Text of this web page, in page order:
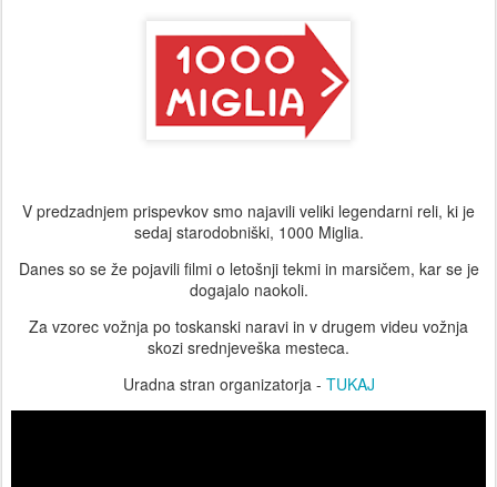
V predzadnjem prispevkov smo najavili veliki legendarni reli, ki je
sedaj starodobniški, 1000 Miglia.
Danes so se že pojavili filmi o letošnji tekmi in marsičem, kar se je
dogajalo naokoli.
Za vzorec vožnja po toskanski naravi in v drugem videu vožnja
skozi srednjeveška mesteca.
Uradna stran organizatorja - TUKAJ